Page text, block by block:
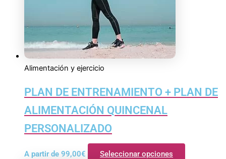
Alimentación y ejercicio
PLAN DE ENTRENAMIENTO + PLAN DE
ALIMENTACIÓN QUINCENAL
PERSONALIZADO
A partir de 99,00€ Seleccionar opciones